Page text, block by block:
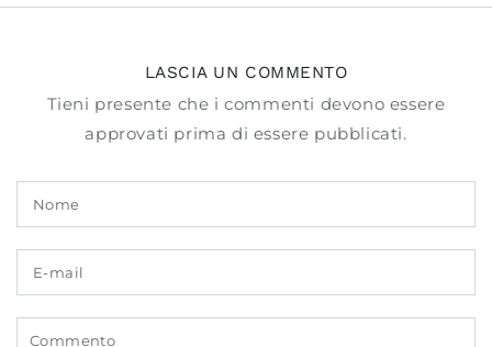
LASCIA UN COMMENTO
Tieni presente che i commenti devono essere
approvati prima di essere pubblicati.
Nome
E-
mail
Commento